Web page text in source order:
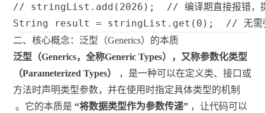
// stringList.add(2026);  // 编译期直接报错，提
String result = stringList . get ( 0 ) ; // 无需
二、核心概念：泛型（Generics）的本质
泛型（Generics，全称Generic Types），又称参数化类型
（Parameterized Types）
，是一种可以在定义类、接口或
方法时声明类型参数，并在使用时指定具体类型的机制
。它的本质是“将数据类型作为参数传递” ，让代码可以